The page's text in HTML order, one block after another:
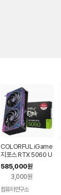
COLORFUL iGame
지포스 RTX 5060 U
LTRA DUO OC D7
8GB 도우정보
585,000원
3,000원
컴퓨터연구소